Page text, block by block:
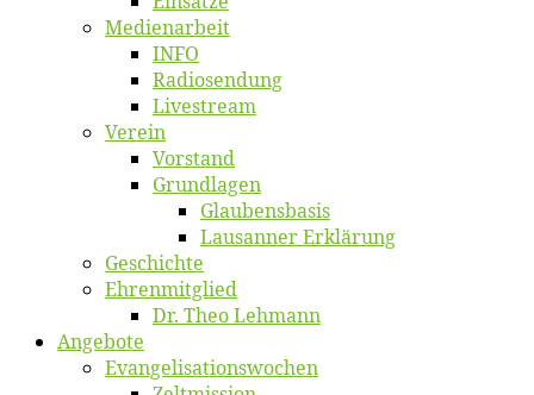
Me­di­en­ar­beit
INFO
Ra­dio­sen­dung
Live­stream
Ver­ein
Vor­stand
Grund­la­gen
Glaubens­ba­sis
Lausan­ner Erklärung
Ge­schich­te
Eh­ren­mit­glied
Dr. Theo Lehmann
An­ge­bo­te
Evangelisa­tions­wo­chen